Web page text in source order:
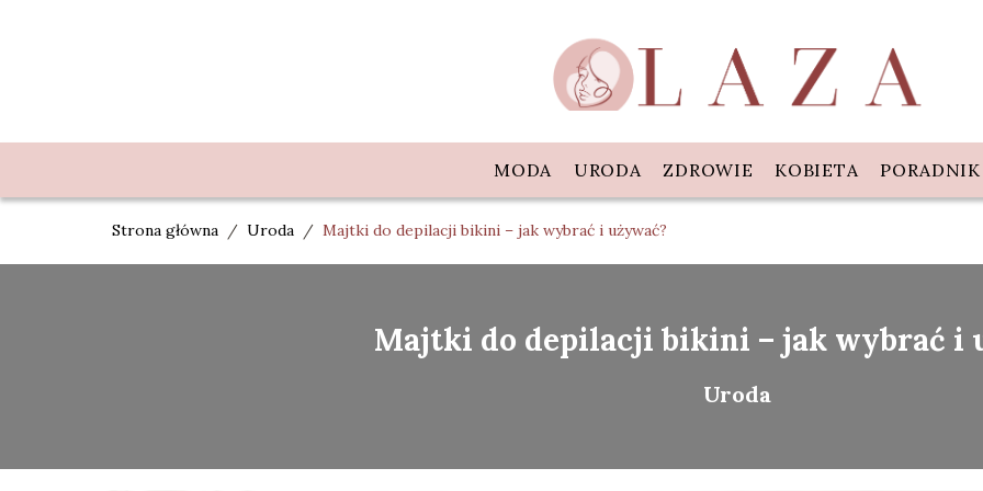
MODA URODA ZDROWIE KOBIETA PORADNIK
Strona główna / Uroda / Majtki do depilacji bikini – jak wybrać i używać?
Majtki do depilacji bikini – jak wybrać i
Uroda